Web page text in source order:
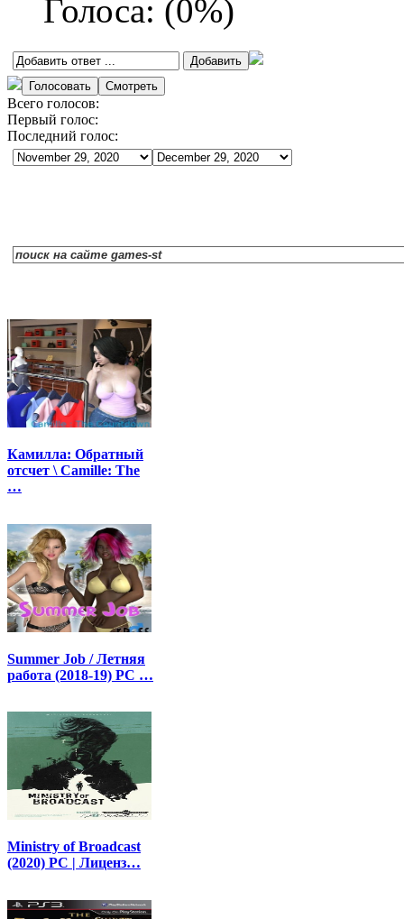
Голоса: (0%)
Всего голосов:
Первый голос:
Последний голос:
Камилла: Обратный
отсчет \ Camille: The
…
Summer Job / Летняя
работа (2018-19) PC …
Ministry of Broadcast
(2020) PC | Лиценз…